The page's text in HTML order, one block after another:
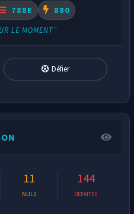
788E 880
LE MOMENT"
Défier
11
NULS
144
DÉFAITES